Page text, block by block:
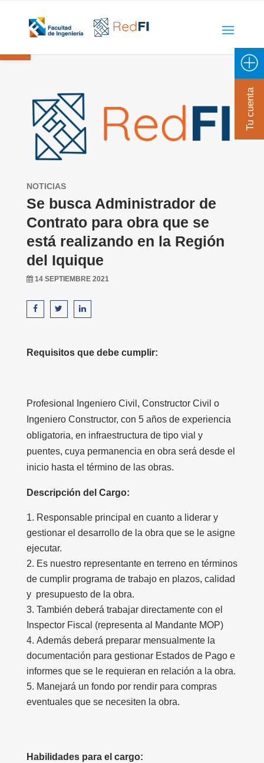
Open toolbar
Tu cuenta
NOTICIAS
Se busca Administrador de
Contrato para obra que se
está realizando en la Región
del Iquique
14 SEPTIEMBRE 2021
Requisitos que debe cumplir:
Profesional Ingeniero Civil, Constructor Civil o
Ingeniero Constructor, con 5 años de experiencia
obligatoria, en infraestructura de tipo vial y
puentes, cuya permanencia en obra será desde el
inicio hasta el término de las obras.
Descripción del Cargo:
Responsable principal en cuanto a liderar y
gestionar el desarrollo de la obra que se le asigne
ejecutar.
Es nuestro representante en terreno en términos
de cumplir programa de trabajo en plazos, calidad
y presupuesto de la obra.
También deberá trabajar directamente con el
Inspector Fiscal (representa al Mandante MOP)
Además deberá preparar mensualmente la
documentación para gestionar Estados de Pago e
informes que se le requieran en relación a la obra.
Manejará un fondo por rendir para compras
eventuales que se necesiten la obra.
Habilidades para el cargo: